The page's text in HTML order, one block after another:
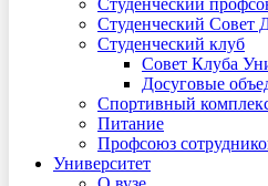
Студенческий
Студенческий Совет
Студенческий клуб
Совет Клуба
Досуговые
Спортивный
Питание
Профсоюз
Университет